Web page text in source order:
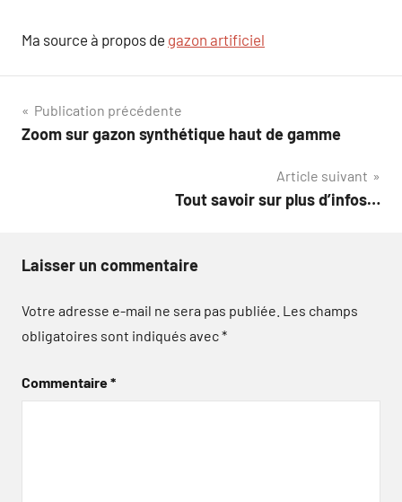
Ma source à propos de gazon artificiel
Navigation
de
Publication précédente
Zoom sur gazon synthétique haut de gamme
Article suivant
Tout savoir sur plus d’infos…
Laisser un commentaire
Votre adresse e-mail ne sera pas publiée. Les champs
obligatoires sont indiqués avec*
Commentaire*